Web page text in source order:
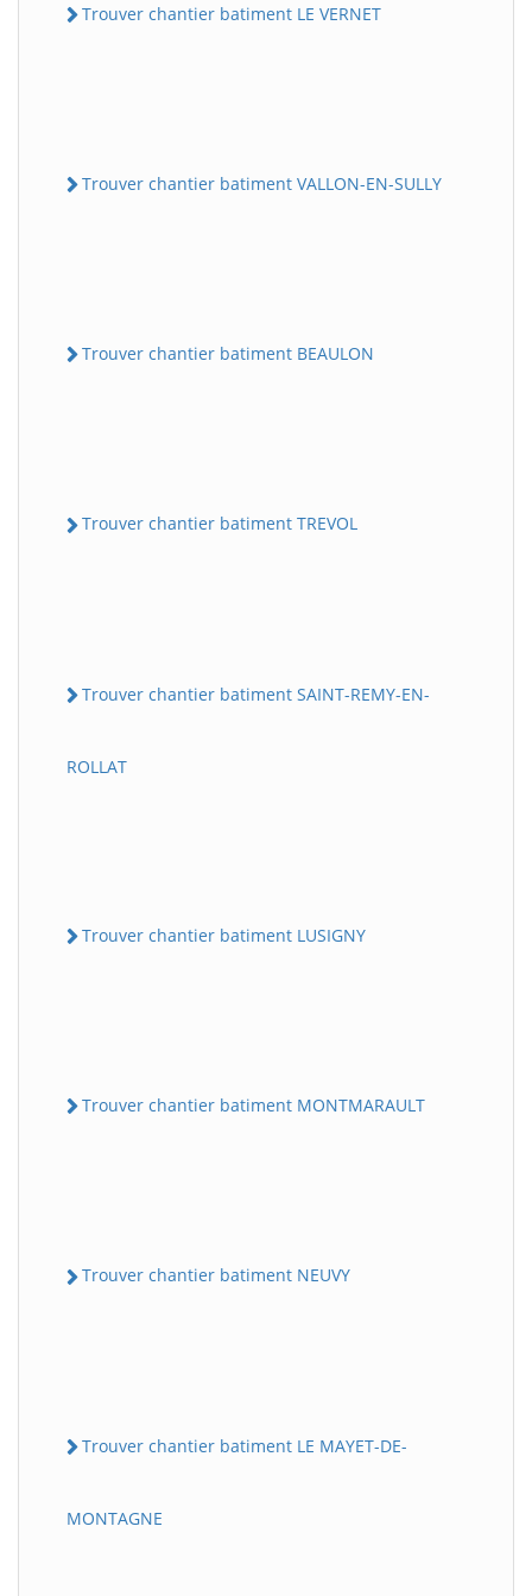
Trouver chantier batiment LE VERNET
Trouver chantier batiment VALLON-EN-SULLY
Trouver chantier batiment BEAULON
Trouver chantier batiment TREVOL
Trouver chantier batiment SAINT-REMY-EN-
ROLLAT
Trouver chantier batiment LUSIGNY
Trouver chantier batiment MONTMARAULT
Trouver chantier batiment NEUVY
Trouver chantier batiment LE MAYET-DE-
MONTAGNE